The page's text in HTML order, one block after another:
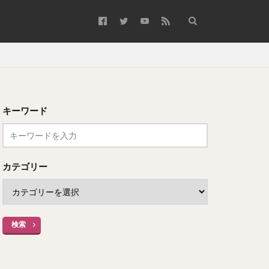
キーワード
カテゴリー
検索